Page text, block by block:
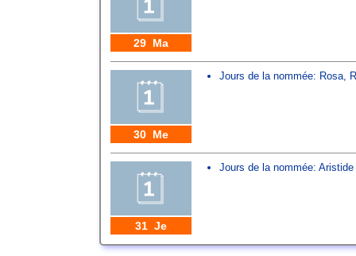
29 Ma
30 Me
Jours de la nommée: Rosa,
31 Je
Jours de la nommée: Aristide